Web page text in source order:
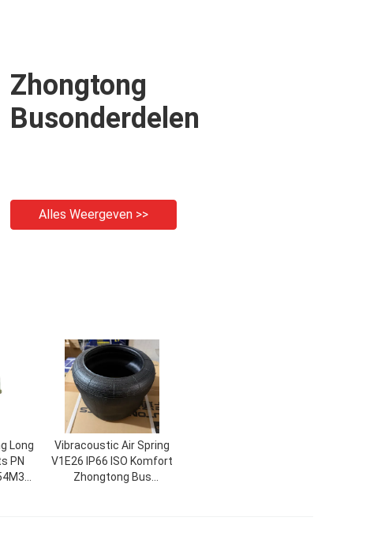
Zhongtong
Busonderdelen
Alles Weergeven >>
Long
PN
Vibracoustic Air Spring
V1E26 IP66 ISO Komfort
Zhongtong Bus